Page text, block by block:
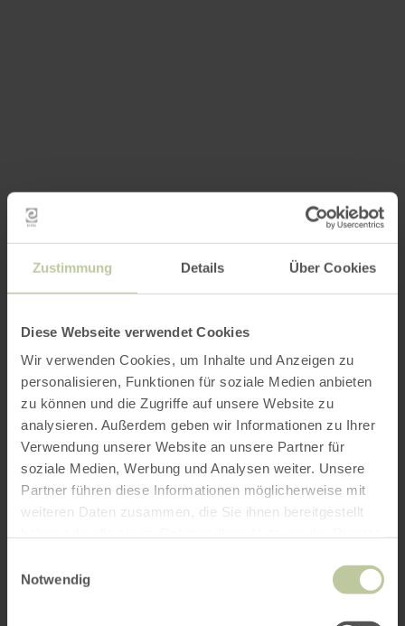
Zustimmung Details Über Cookies
Diese Webseite verwendet Cookies
Wir verwenden Cookies, um Inhalte und Anzeigen zu
personalisieren, Funktionen für soziale Medien anbieten
zu können und die Zugriffe auf unsere Website zu
analysieren. Außerdem geben wir Informationen zu Ihrer
Verwendung unserer Website an unsere Partner für
soziale Medien, Werbung und Analysen weiter. Unsere
Partner führen diese Informationen möglicherweise mit
weiteren Daten zusammen, die Sie ihnen bereitgestellt
Notwendig